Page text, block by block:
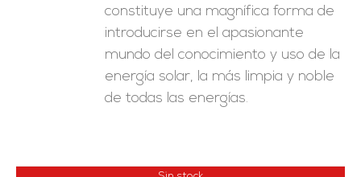
constituye una magnífica forma de
introducirse en el apasionante
mundo del conocimiento y uso de la
energía solar, la más limpia y noble
de todas las energías.